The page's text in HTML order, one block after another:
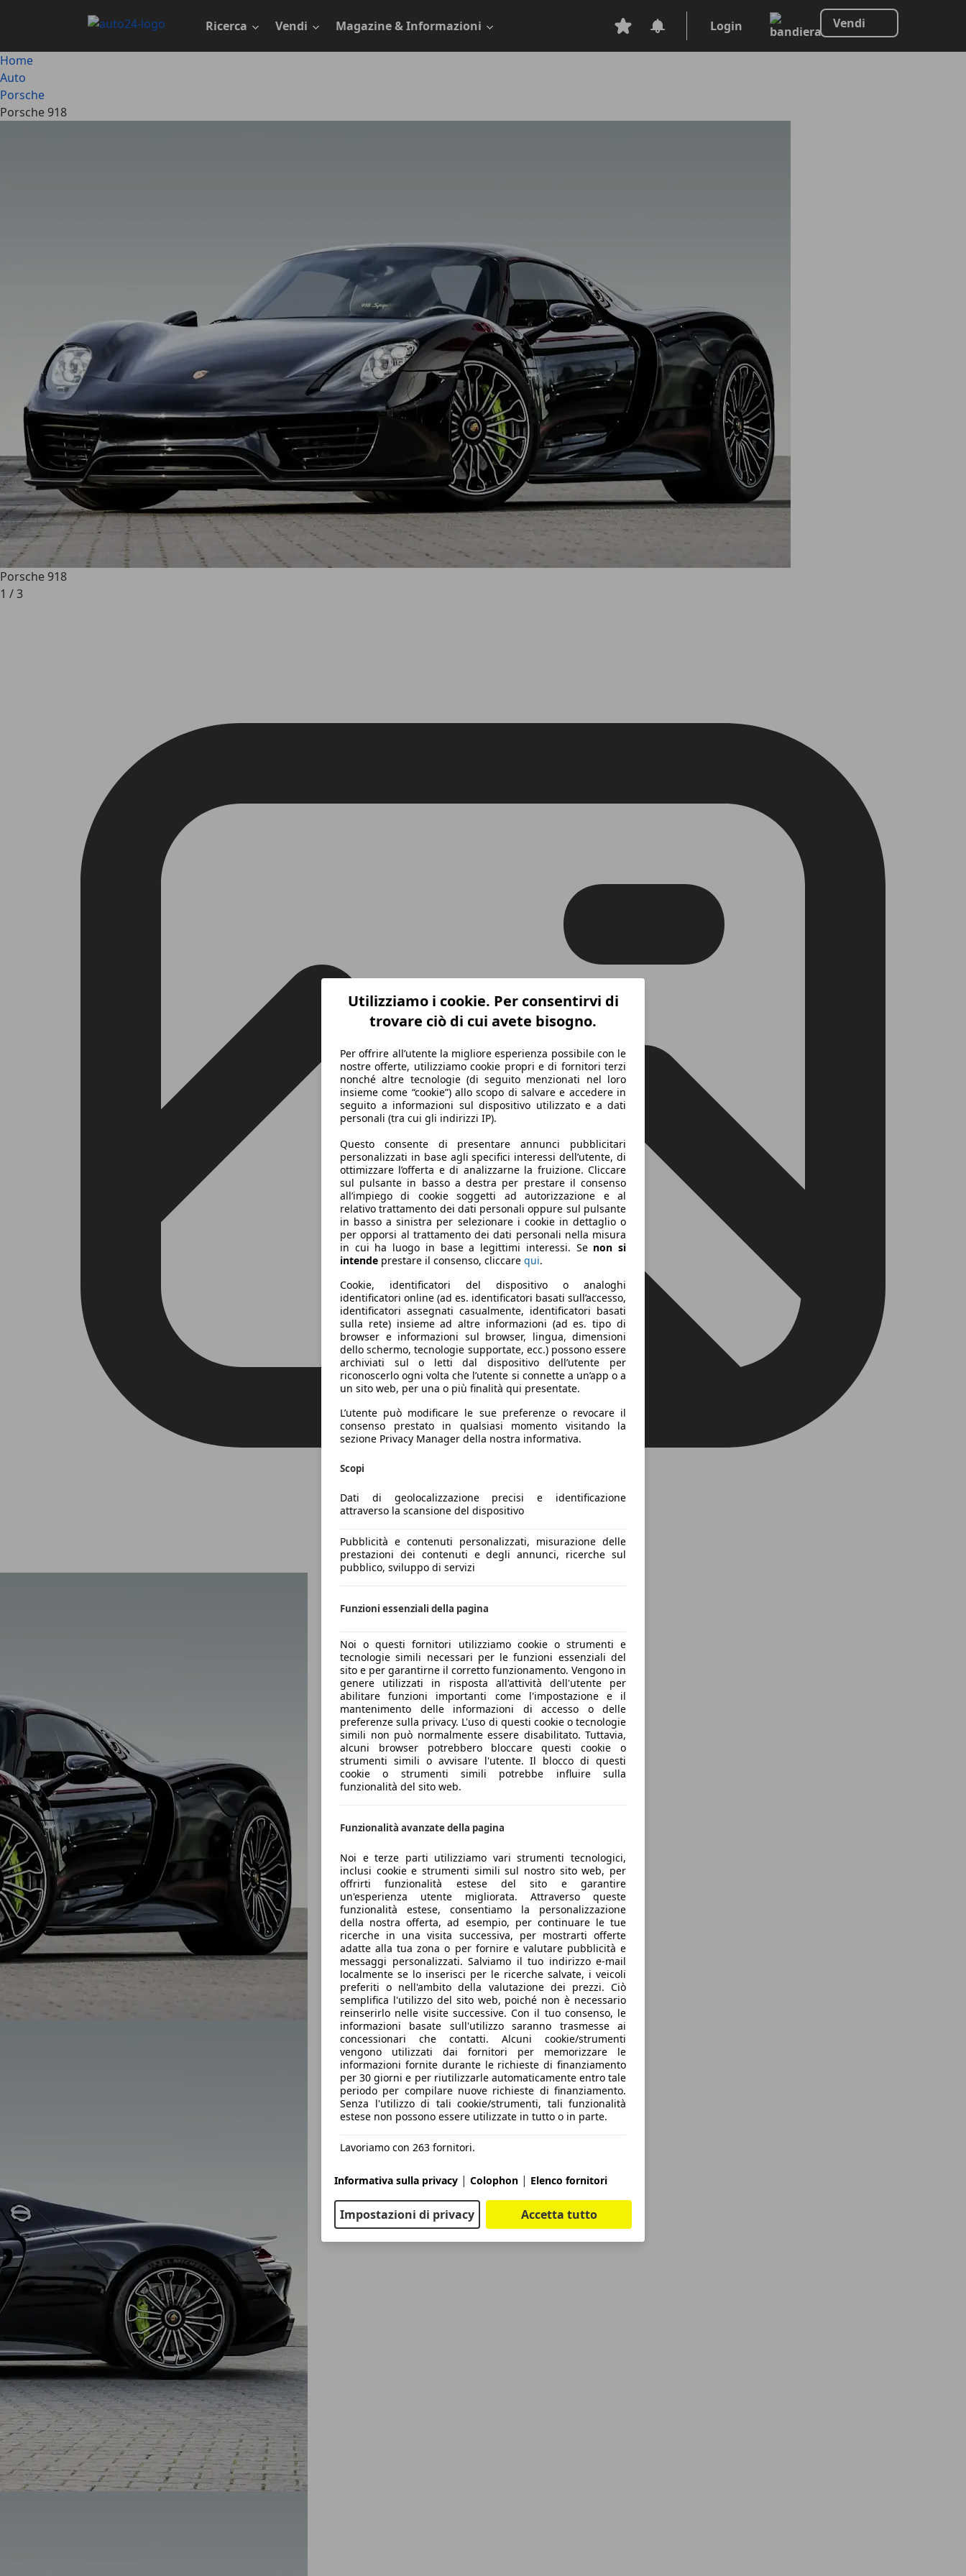
principale
Ricerca Vendi Magazine & Informazioni Login Vendi
Home
Auto
Porsche
Porsche 918
Porsche 918
1 /3
Utilizziamo i cookie. Per consentirvi di
trovare ciò di cui avete bisogno.
Per offrire all’utente la migliore esperienza possibile con le
nostre offerte, utilizziamo cookie propri e di fornitori terzi
nonché altre tecnologie (di seguito menzionati nel loro
insieme come “cookie”) allo scopo di salvare e accedere in
seguito a informazioni sul dispositivo utilizzato e a dati
personali (tra cui gli indirizzi IP).
Questo consente di presentare annunci pubblicitari
personalizzati in base agli specifici interessi dell’utente, di
ottimizzare l’offerta e di analizzarne la fruizione. Cliccare
sul pulsante in basso a destra per prestare il consenso
all’impiego di cookie soggetti ad autorizzazione e al
relativo trattamento dei dati personali oppure sul pulsante
in basso a sinistra per selezionare i cookie in dettaglio o
per opporsi al trattamento dei dati personali nella misura
in cui ha luogo in base a legittimi interessi. Se non si
intende prestare il consenso, cliccare qui.
Cookie, identificatori del dispositivo o analoghi
identificatori online (ad es. identificatori basati sull’accesso,
identificatori assegnati casualmente, identificatori basati
sulla rete) insieme ad altre informazioni (ad es. tipo di
browser e informazioni sul browser, lingua, dimensioni
dello schermo, tecnologie supportate, ecc.) possono essere
archiviati sul o letti dal dispositivo dell’utente per
riconoscerlo ogni volta che l’utente si connette a un’app o a
un sito web, per una o più finalità qui presentate.
L’utente può modificare le sue preferenze o revocare il
consenso prestato in qualsiasi momento visitando la
sezione Privacy Manager della nostra informativa.
Scopi
Dati di geolocalizzazione precisi e identificazione
attraverso la scansione del dispositivo
Pubblicità e contenuti personalizzati, misurazione delle
prestazioni dei contenuti e degli annunci, ricerche sul
pubblico, sviluppo di servizi
Funzioni essenziali della pagina
Noi o questi fornitori utilizziamo cookie o strumenti e
tecnologie simili necessari per le funzioni essenziali del
sito e per garantirne il corretto funzionamento. Vengono in
genere utilizzati in risposta all'attività dell'utente per
abilitare funzioni importanti come l'impostazione e il
mantenimento delle informazioni di accesso o delle
preferenze sulla privacy. L'uso di questi cookie o tecnologie
simili non può normalmente essere disabilitato. Tuttavia,
alcuni browser potrebbero bloccare questi cookie o
strumenti simili o avvisare l'utente. Il blocco di questi
cookie o strumenti simili potrebbe influire sulla
funzionalità del sito web.
Funzionalità avanzate della pagina
Noi e terze parti utilizziamo vari strumenti tecnologici,
inclusi cookie e strumenti simili sul nostro sito web, per
offrirti funzionalità estese del sito e garantire
un'esperienza utente migliorata. Attraverso queste
funzionalità estese, consentiamo la personalizzazione
della nostra offerta, ad esempio, per continuare le tue
ricerche in una visita successiva, per mostrarti offerte
adatte alla tua zona o per fornire e valutare pubblicità e
messaggi personalizzati. Salviamo il tuo indirizzo e-mail
localmente se lo inserisci per le ricerche salvate, i veicoli
preferiti o nell'ambito della valutazione dei prezzi. Ciò
semplifica l'utilizzo del sito web, poiché non è necessario
reinserirlo nelle visite successive. Con il tuo consenso, le
informazioni basate sull'utilizzo saranno trasmesse ai
concessionari che contatti. Alcuni cookie/strumenti
vengono utilizzati dai fornitori per memorizzare le
informazioni fornite durante le richieste di finanziamento
per 30 giorni e per riutilizzarle automaticamente entro tale
periodo per compilare nuove richieste di finanziamento.
Senza l'utilizzo di tali cookie/strumenti, tali funzionalità
estese non possono essere utilizzate in tutto o in parte.
Lavoriamo con 263 fornitori.
Informativa sulla privacy | Colophon | Elenco fornitori
Impostazioni di privacy Accetta tutto